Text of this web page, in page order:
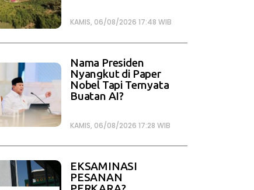
KAMIS, 06/08/2026 17:48 WIB
Nama Presiden
Nyangkut di Paper
Nobel Tapi Ternyata
Buatan AI?
KAMIS, 06/08/2026 17:28 WIB
EKSAMINASI
PESANAN